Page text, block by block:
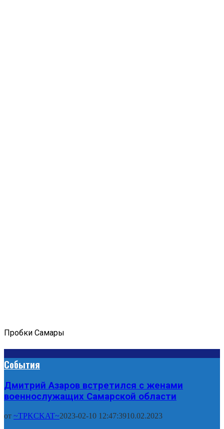
Пробки Самары
События
Дмитрий Азаров встретился с женами
военнослужащих Самарской области
от ~TPKCKAT~2023-02-10 12:47:3910.02.2023